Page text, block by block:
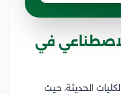
في
الحديثة، حيث